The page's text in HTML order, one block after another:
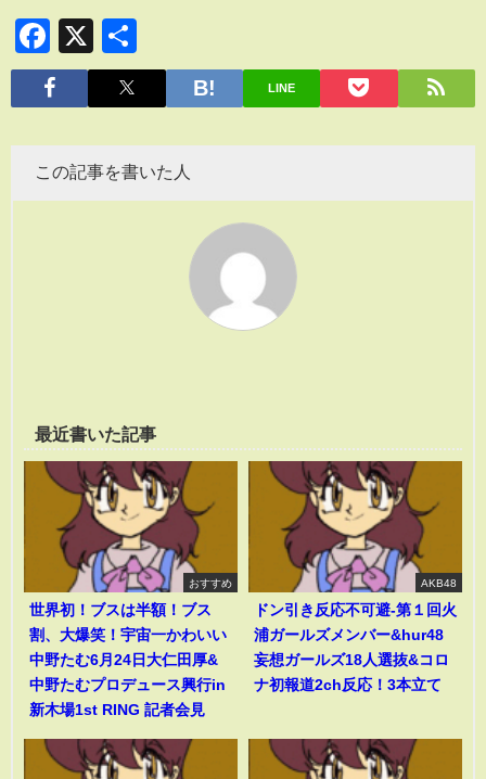
Facebook
X
有
LINE
この記事を書いた人
最近書いた記事
おすすめ
世界初！ブスは半額！ブス
割、大爆笑！宇宙一かわいい
中野たむ6月24日大仁田厚&
中野たむプロデュース興行in
新木場1st RING 記者会見
AKB48
ドン引き反応不可避-第１回火
浦ガールズメンバー&hur48
妄想ガールズ18人選抜&コロ
ナ初報道2ch反応！3本立て